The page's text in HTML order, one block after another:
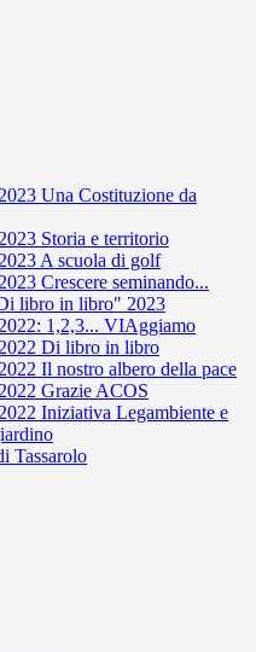
Una Costituzione da
Storia e territorio
A scuola di golf
Crescere seminando...
libro in libro" 2023
1,2,3... VIAggiamo
Di libro in libro
Il nostro albero della pace
Grazie ACOS
Iniziativa Legambiente e
Tassarolo